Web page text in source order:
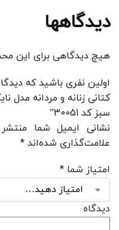
دیدگاهها
هیچ دیدگاهی برای این
اولین نفری باشید که
سبز کد 30051”
نشانی ایمیل شما
علامت‌گذاری شده‌اند *
امتیاز شما *